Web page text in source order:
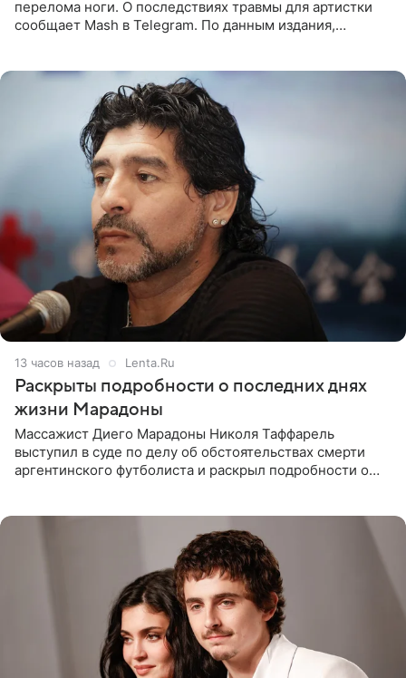
перелома ноги. О последствиях травмы для артистки
сообщает Mash в Telegram. По данным издания,
13 часов назад Lenta.Ru
Раскрыты подробности о последних днях
жизни Марадоны
Массажист Диего Марадоны Николя Таффарель
выступил в суде по делу об обстоятельствах смерти
аргентинского футболиста и раскрыл подробности о